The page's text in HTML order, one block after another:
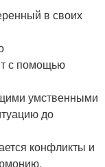
в своих
с помощью
умственными
до
конфликты и